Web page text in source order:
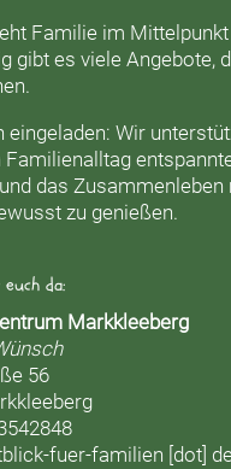
Familie im
gibt es viele Angebote,
eingeladen: Wir
Familienalltag
das Zusammenleben
zu genießen.
da:
Markkleeberg
56
fuer-familien [dot]